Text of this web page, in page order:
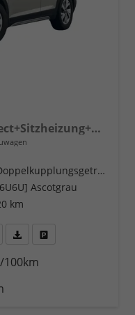
Trend 115PS DSG AppConnect+Sitzheizung+PDC+Alu16+LED+DAB+FrontAssist
Doppelkupplungsgetriebe (DSG)
Ascotgrau
km
Datei,
100km